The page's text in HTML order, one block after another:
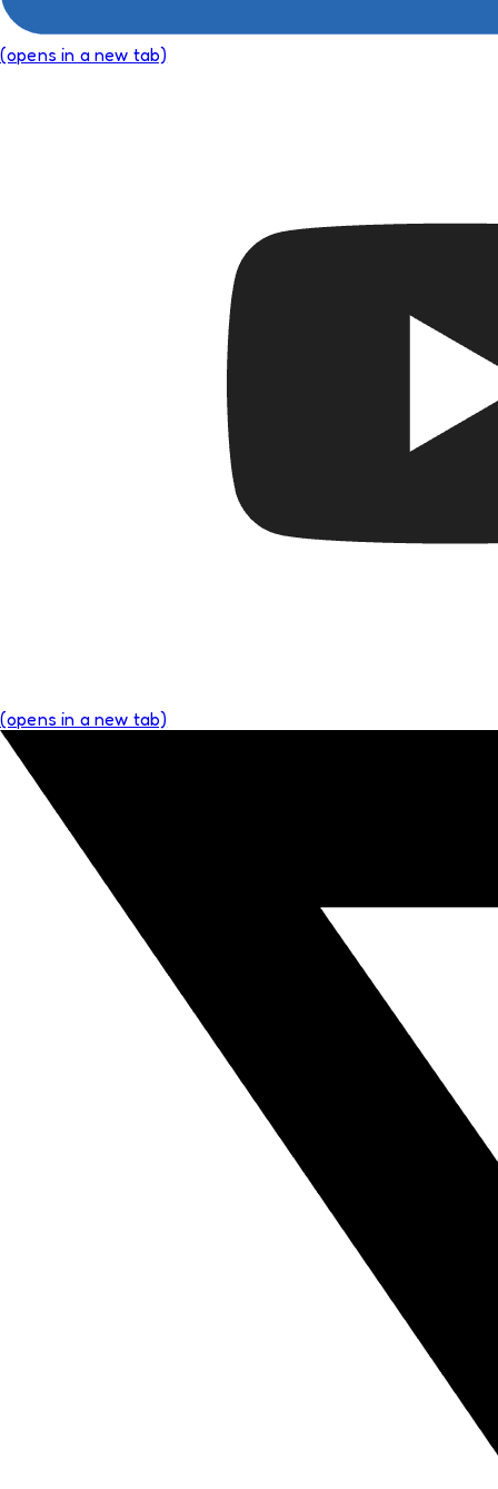
(opens in a new tab)
(opens in a new tab)